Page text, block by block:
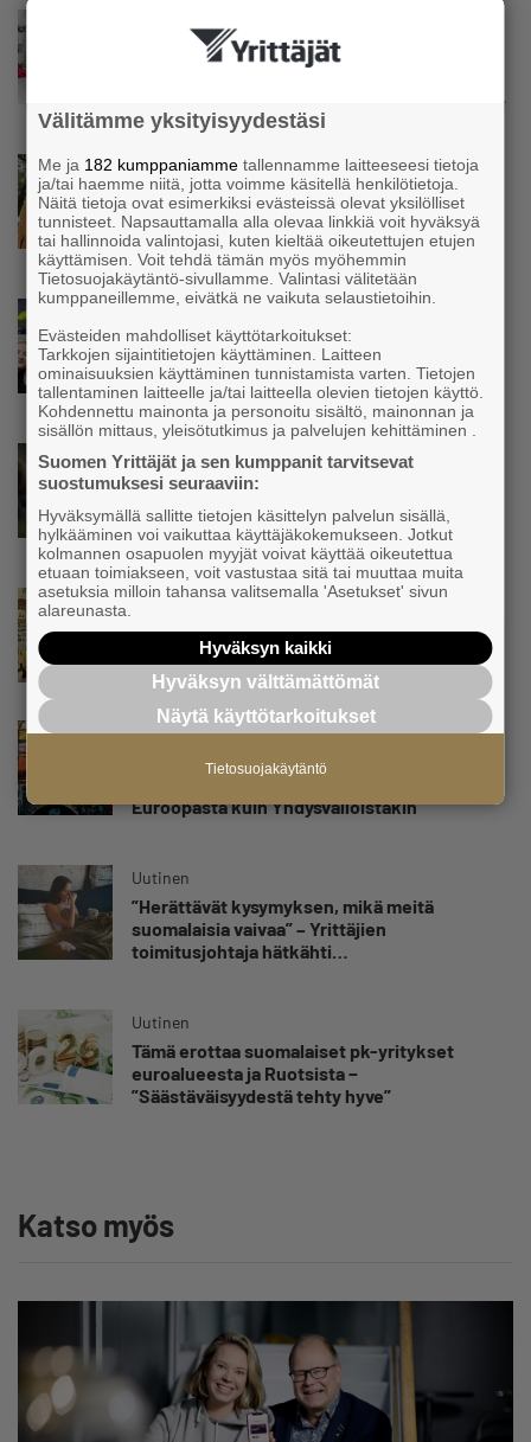
Kolmesta syövästä, uupumuksista ja
syömishäiriöstä selvinnyt Mira Rinne: ”Kun
oppinut kestämään myös yrittäjyyteen
Uutinen
Siivousyrittäjän työntekijä joutuu
matkustamaan yli 300 kilometriä
suorittaakseen ajokortin – ”Ei aja syrjäseudun
etua”
Uutinen
Isät opettelevat kampauksia oluen äärellä –
Voimamiehen lettivideot poikivat yrittäjälle
satoja yhteydenottoja
Uutinen
Koneyrittäjät: Lainsäädännössä ”villisian
mentävä porsaanreikä” – ”Rajoitusten
vahingot eivät voi jäädä vain yksittäisen
yrittäjän harteille”
Uutinen
Yrittäjien Mikael Pentikäiseltä YEL-varoitus
hallitukselle: ”Voi tulla ikävä yllätys”
Uutinen
Matti Korvela on yrittäjänä harvinaisuus:
Euroopasta kuin Yhdysvalloistakin”
Uutinen
”Herättävät kysymyksen, mikä meitä
suomalaisia vaivaa” – Yrittäjien
toimitusjohtaja hätkähti
Uutinen
Tämä erottaa suomalaiset pk-yritykset
euroalueesta ja Ruotsista −
”Säästäväisyydestä tehty hyve”
Katso myös
Välitämme yksityisyydestäsi
Me ja 182 kumppaniamme tallennamme laitteeseesi tietoja
ja/tai haemme niitä, jotta voimme käsitellä henkilötietoja.
Näitä tietoja ovat esimerkiksi evästeissä olevat yksilölliset
tunnisteet. Napsauttamalla alla olevaa linkkiä voit hyväksyä
tai hallinnoida valintojasi, kuten kieltää oikeutettujen etujen
käyttämisen. Voit tehdä tämän myös myöhemmin
Tietosuojakäytäntö-sivullamme. Valintasi välitetään
kumppaneillemme, eivätkä ne vaikuta selaustietoihin.
Evästeiden mahdolliset käyttötarkoitukset:
Tarkkojen sijaintitietojen käyttäminen. Laitteen
ominaisuuksien käyttäminen tunnistamista varten. Tietojen
tallentaminen laitteelle ja/tai laitteella olevien tietojen käyttö.
Kohdennettu mainonta ja personoitu sisältö, mainonnan ja
sisällön mittaus, yleisötutkimus ja palvelujen kehittäminen .
Suomen Yrittäjät ja sen kumppanit tarvitsevat
suostumuksesi seuraaviin:
Hyväksymällä sallitte tietojen käsittelyn palvelun sisällä,
hylkääminen voi vaikuttaa käyttäjäkokemukseen. Jotkut
kolmannen osapuolen myyjät voivat käyttää oikeutettua
etuaan toimiakseen, voit vastustaa sitä tai muuttaa muita
asetuksia milloin tahansa valitsemalla 'Asetukset' sivun
alareunasta.
Hyväksyn kaikki
Hyväksyn välttämättömät
Näytä käyttötarkoitukset
Tietosuojakäytäntö